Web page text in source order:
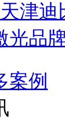
天津迪
光品
案例